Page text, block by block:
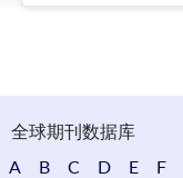
全球期刊数据库
A
B C D E F